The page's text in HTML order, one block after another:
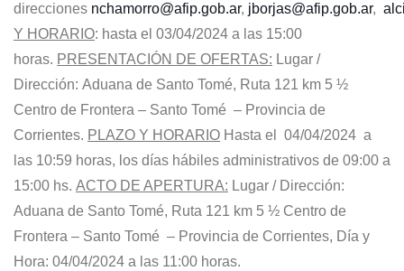
direcciones nchamorro@afip.gob.ar, jborjas@afip.gob.ar,
Y HORARIO: hasta el 03/04/2024 a las 15:00
horas. PRESENTACIÓN DE OFERTAS: Lugar /
Dirección: Aduana de Santo Tomé, Ruta 121 km 5 ½
Centro de Frontera – Santo Tomé – Provincia de
Corrientes. PLAZO Y HORARIO Hasta el 04/04/2024 a
las 10:59 horas, los días hábiles administrativos de 09:00 a
15:00 hs. ACTO DE APERTURA: Lugar / Dirección:
Aduana de Santo Tomé, Ruta 121 km 5 ½ Centro de
Frontera – Santo Tomé – Provincia de Corrientes, Día y
Hora: 04/04/2024 a las 11:00 horas.